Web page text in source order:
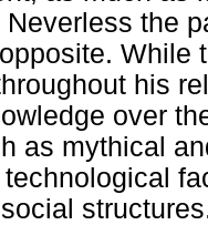
the
While
his
over
as mythical